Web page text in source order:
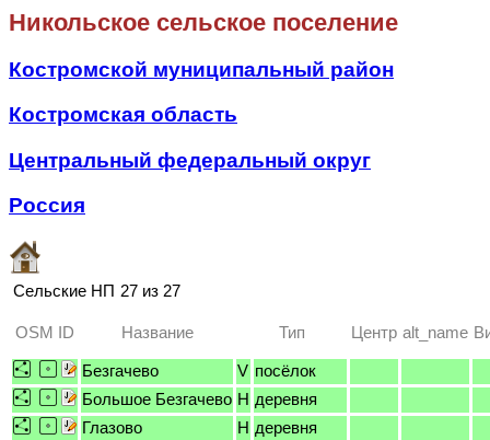
Никольское сельское поселение
Костромской муниципальный район
Костромская область
Центральный федеральный округ
Россия
Сельские НП 27 из 27
OSM ID Название Тип Центр alt_name
Безгачево V посёлок
Большое Безгачево H деревня
Глазово
H деревня